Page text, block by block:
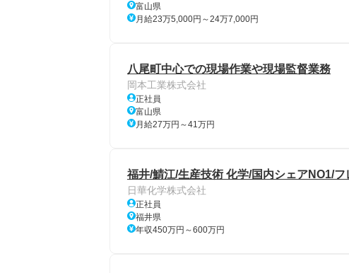
富山県
月給23万5,000円～24万7,000円
八尾町中心での現場作業や現場監督業務
岡本工業株式会社
正社員
富山県
月給27万円～41万円
福井/鯖江/生産技術 化学/国内シェアNO1/
日華化学株式会社
正社員
福井県
年収450万円～600万円